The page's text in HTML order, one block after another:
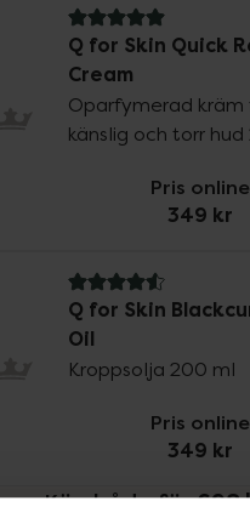
5 av 5 i omdöme
Q for Skin Quick
Cream
Oparfymerad kräm
känslig och torr
Pris online
349 kr
4.6 av 5 i omdöme
Q for Skin
Oil
Kroppsolja 200 ml
Pris online
349 kr
Köp båda för:698